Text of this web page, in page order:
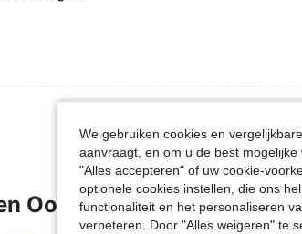
Ook
We gebruiken cookies en
aanvraagt, en om u de best
"Alles accepteren" of uw cookie-
optionele cookies instellen, die ons
functionaliteit en het personaliseren
verbeteren. Door "Alles weigeren" te